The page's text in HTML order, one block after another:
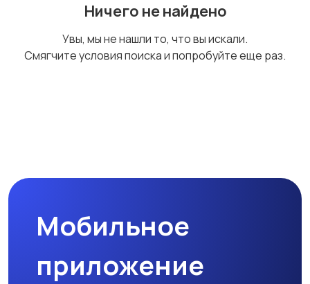
Ничего не найдено
Увы, мы не нашли то, что вы искали.
Смягчите условия поиска и попробуйте еще раз.
Мобильное
приложение